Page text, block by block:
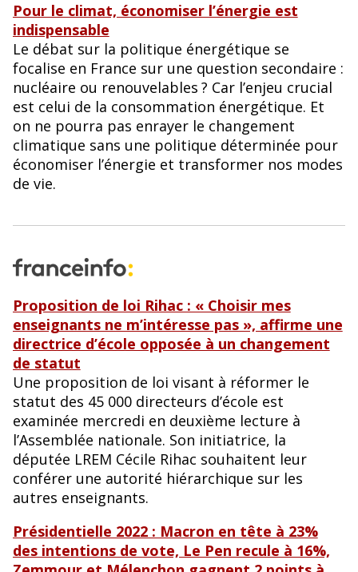
Pour le climat, économiser l’énergie est
indispensable
Le débat sur la politique énergétique se
focalise en France sur une question secondaire :
nucléaire ou renouvelables ? Car l’enjeu crucial
est celui de la consommation énergétique. Et
on ne pourra pas enrayer le changement
climatique sans une politique déterminée pour
économiser l’énergie et transformer nos modes
de vie.
Proposition de loi Rihac : « Choisir mes
enseignants ne m’intéresse pas », affirme une
directrice d’école opposée à un changement
de statut
Une proposition de loi visant à réformer le
statut des 45 000 directeurs d’école est
examinée mercredi en deuxième lecture à
l’Assemblée nationale. Son initiatrice, la
députée LREM Cécile Rihac souhaitent leur
conférer une autorité hiérarchique sur les
autres enseignants.
Présidentielle 2022 : Macron en tête à 23%
des intentions de vote, Le Pen recule à 16%,